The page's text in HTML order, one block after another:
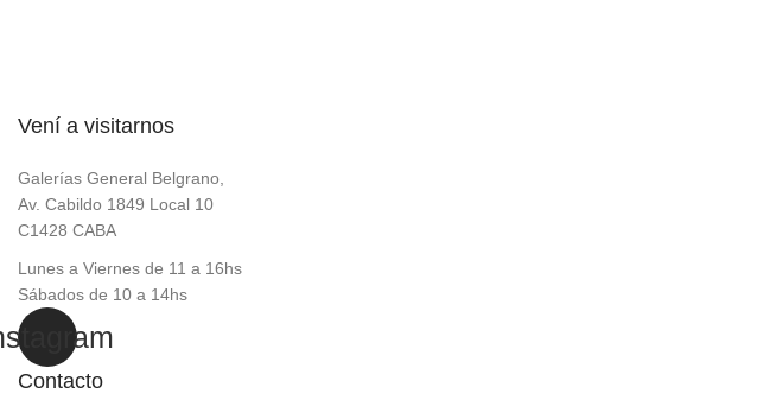
Vení a visitarnos
Galerías General Belgrano,
Av. Cabildo 1849 Local 10
C1428 CABA
Lunes a Viernes de 11 a 16hs
Sábados de 10 a 14hs
Contacto